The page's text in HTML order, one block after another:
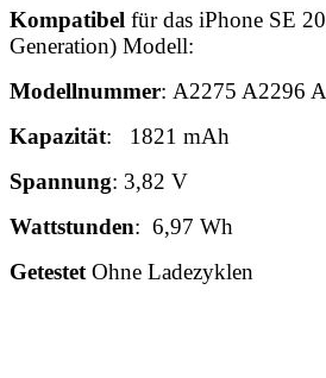
Kompatibel für das iPhone SE
Generation) Modell:
Modellnummer: A2275 A2296
Kapazität: 1821 mAh
Spannung: 3,82 V
Wattstunden: 6,97 Wh
Getestet Ohne Ladezyklen